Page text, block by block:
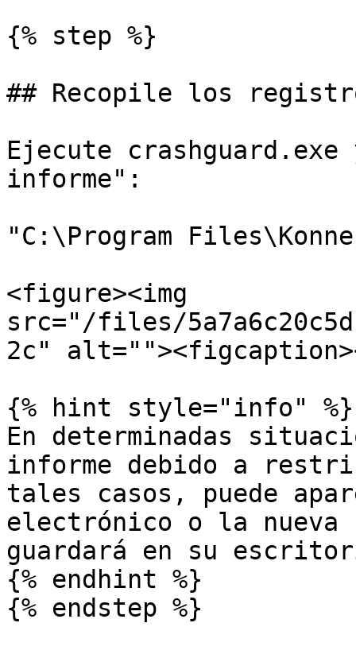
{% step %}
## Recopile los
Ejecute
informe":
"C:\Program
<figure><img
src="/files/
2c"
{% hint style="info" %}
En determinadas
informe debido a
tales casos, puede
electrónico o la nueva
guardará en su
{% endhint %}
{% endstep %}